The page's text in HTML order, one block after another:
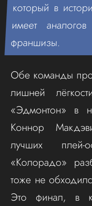
который в
имеет
франшизы.
Обе команды
лишней
«Эдмонтон» в
Коннор
лучших
«Колорадо»
тоже не
Это финал, в